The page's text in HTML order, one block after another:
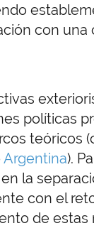
con
políticas
teóricos
Argentina).
en la
con el
de